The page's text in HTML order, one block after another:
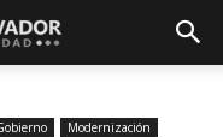
Modernización